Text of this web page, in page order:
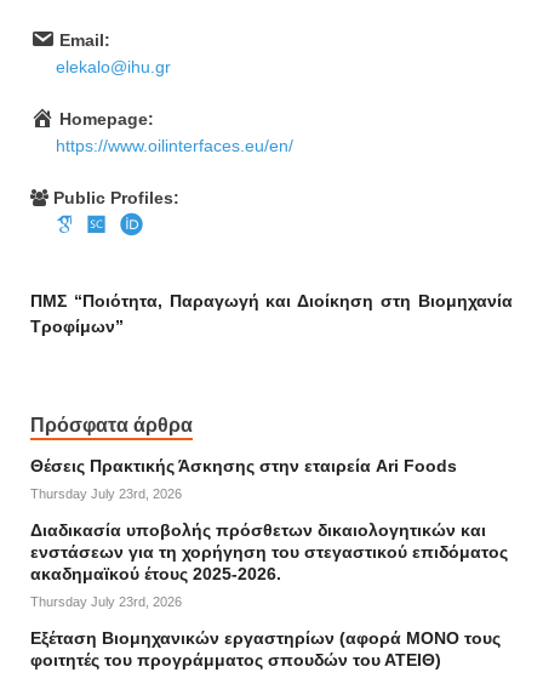
Email:
elekalo@ihu.gr
Homepage:
https://www.oilinterfaces.eu/en/
Public Profiles:
ΠΜΣ “Ποιότητα, Παραγωγή και Διοίκηση στη Βιομηχανία
Τροφίμων”
Πρόσφατα άρθρα
Θέσεις Πρακτικής Άσκησης στην εταιρεία Ari Foods
Thursday July 23rd, 2026
Διαδικασία υποβολής πρόσθετων δικαιολογητικών και
ενστάσεων για τη χορήγηση του στεγαστικού επιδόματος
ακαδημαϊκού έτους 2025-2026.
Thursday July 23rd, 2026
Εξέταση Βιομηχανικών εργαστηρίων (αφορά ΜΟΝΟ τους
φοιτητές του προγράμματος σπουδών του ΑΤΕΙΘ)